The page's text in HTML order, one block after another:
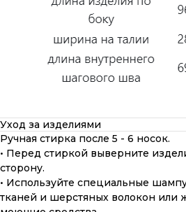
Уход за изделиями
Ручная стирка после 5 - 6 носок.
• Перед стиркой выверните
сторону.
• Используйте специальные
тканей и шерстяных волокон или